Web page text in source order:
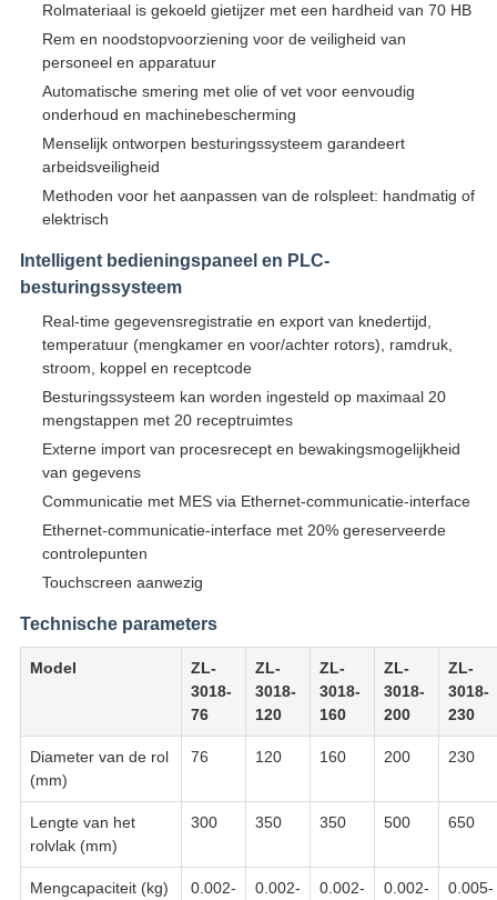
Rolmateriaal is gekoeld gietijzer met een hardheid van 70 HB
Rem en noodstopvoorziening voor de veiligheid van
personeel en apparatuur
Automatische smering met olie of vet voor eenvoudig
onderhoud en machinebescherming
Menselijk ontworpen besturingssysteem garandeert
arbeidsveiligheid
Methoden voor het aanpassen van de rolspleet: handmatig of
elektrisch
Intelligent bedieningspaneel en PLC-
besturingssysteem
Real-time gegevensregistratie en export van knedertijd,
temperatuur (mengkamer en voor/achter rotors), ramdruk,
stroom, koppel en receptcode
Besturingssysteem kan worden ingesteld op maximaal 20
mengstappen met 20 receptruimtes
Externe import van procesrecept en bewakingsmogelijkheid
van gegevens
Communicatie met MES via Ethernet-communicatie-interface
Ethernet-communicatie-interface met 20% gereserveerde
controlepunten
Touchscreen aanwezig
Technische parameters
Model
ZL-
3018-
76
ZL-
3018-
120
ZL-
3018-
160
ZL-
3018-
200
ZL-
3018-
230
Diameter van de rol
(mm)
76 120 160 200 230
Lengte van het
rolvlak (mm)
300 350 350 500 650
Mengcapaciteit (kg) 0.002- 0.002- 0.002- 0.002- 0.005-